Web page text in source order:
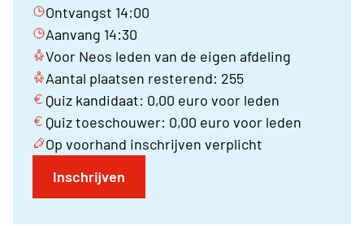
Ontvangst 14:00
Aanvang 14:30
Voor Neos leden van de eigen afdeling
Aantal plaatsen resterend: 255
Quiz kandidaat: 0,00 euro voor leden
Quiz toeschouwer: 0,00 euro voor leden
Op voorhand inschrijven verplicht
Inschrijven